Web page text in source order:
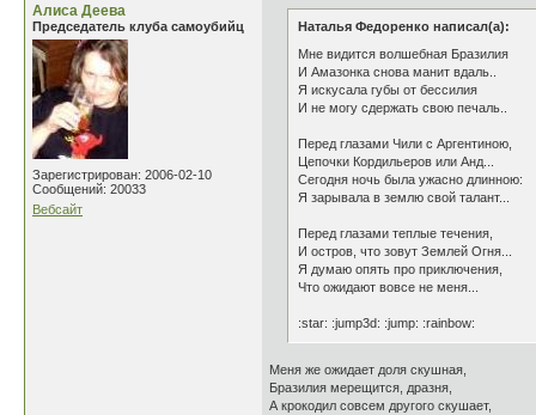
Алиса Деева
Председатель клуба самоубийц
Зарегистрирован: 2006-02-10
Сообщений: 20033
Вебсайт
Наталья Федоренко написал(а):
Мне видится волшебная Бразилия
И Амазонка снова манит вдаль..
Я искусала губы от бессилия
И не могу сдержать свою печаль..
Перед глазами Чили с Аргентиною,
Цепочки Кордильеров или Анд...
Сегодня ночь была ужасно длинною:
Я зарывала в землю свой талант...
Перед глазами теплые течения,
И остров, что зовут Землей Огня...
Я думаю опять про приключения,
Что ожидают вовсе не меня...
:star: :jump3d: :jump: :rainbow:
Меня же ожидает доля скушная,
Бразилия мерещится, дразня,
А крокодил совсем другого скушает,